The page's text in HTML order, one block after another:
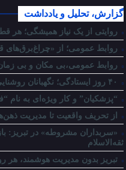
گزارش، تحلیل و یادداشت
روایتی از یک نیاز همیشگی؛ هر
روابط عمومی؛ از «چراغ‌برق‌های
روابط عمومی،بی مکان و بی
“پزشکیان” و کار ویژه‌ای به نام
از تحریف واقعیت تا مدیریت
«سربداران مشروطه» در تبریز:
ثقه‌الاسلام
تبریز بدون مدیریت هوشمند، هر